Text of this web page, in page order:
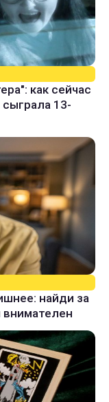
как сейчас
13-
найди за
внимателен